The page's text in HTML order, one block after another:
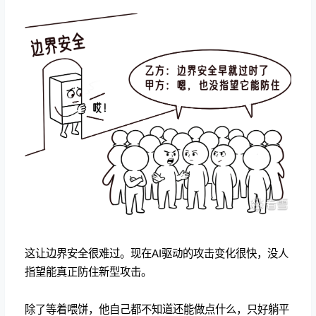
这让边界安全很难过。现在AI驱动的攻击变化很快，没人
指望能真正防住新型攻击。
除了等着喂饼，他自己都不知道还能做点什么，只好躺平